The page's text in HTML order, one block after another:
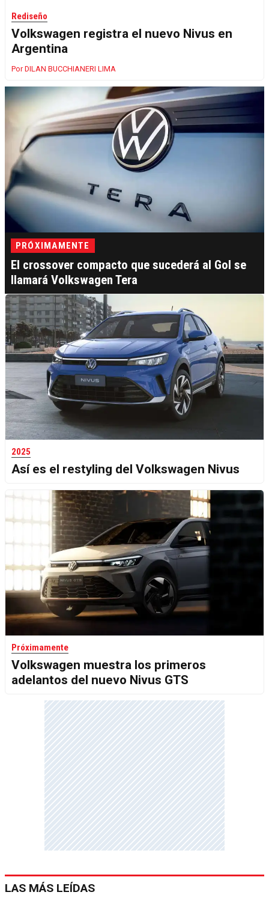
Rediseño
Volkswagen registra el nuevo Nivus en
Argentina
DILAN BUCCHIANERI LIMA
PRÓXIMAMENTE
El crossover compacto que sucederá al Gol se
llamará Volkswagen Tera
2025
Así es el restyling del Volkswagen Nivus
Próximamente
Volkswagen muestra los primeros
adelantos del nuevo Nivus GTS
LAS MÁS LEÍDAS